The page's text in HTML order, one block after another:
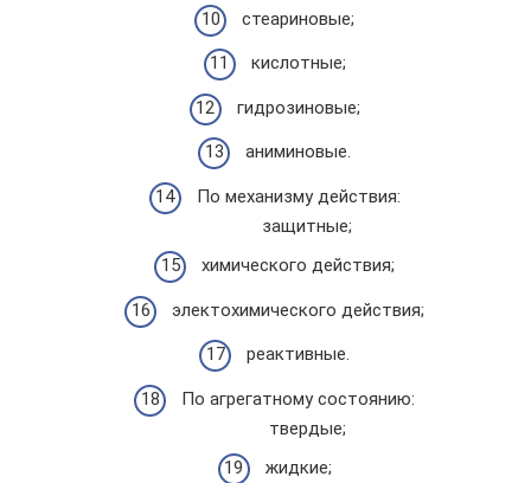
стеариновые;
кислотные;
гидрозиновые;
аниминовые.
По механизму действия:
защитные;
химического действия;
электохимического действия;
реактивные.
По агрегатному состоянию:
твердые;
жидкие;